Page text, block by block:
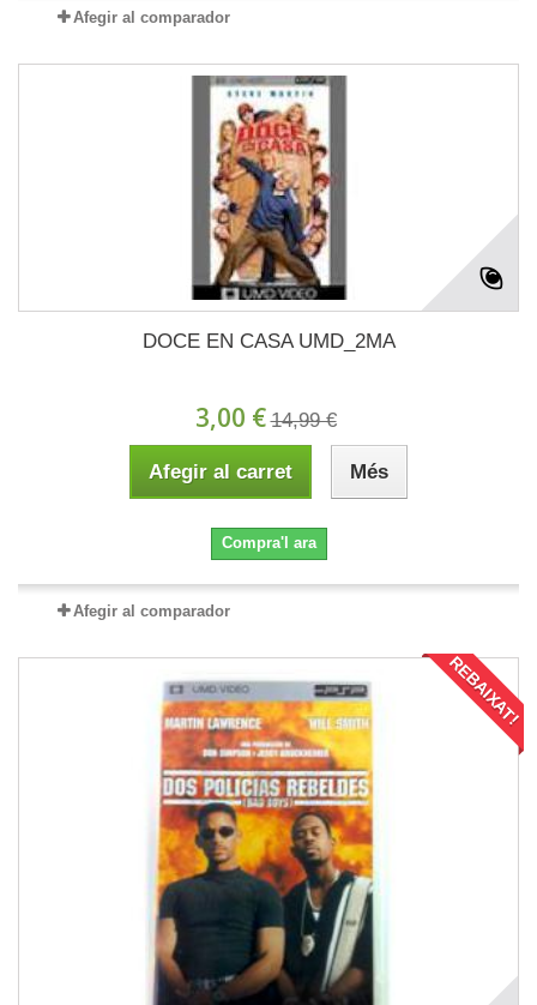
Afegir al comparador
DOCE EN CASA UMD_2MA
3,00 € 14,99 €
Afegir al carret Més
Compra'l ara
Afegir al comparador
REBAIXAT!